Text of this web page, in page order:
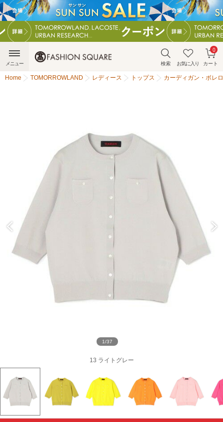
検索 お気に入り カート
0
メニュー
Home TOMORROWLAND レディース トップス カーディガン・ボレロ
13 ライトグレー
1/37